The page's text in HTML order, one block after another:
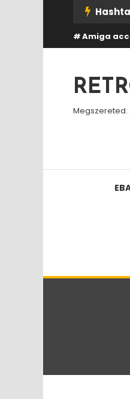
ContentAmiga
Megszereted.